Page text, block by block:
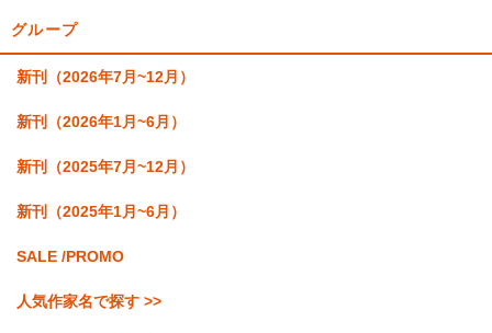
グループ
新刊（2026年7月~12月）
新刊（2026年1月~6月）
新刊（2025年7月~12月）
新刊（2025年1月~6月）
SALE /PROMO
人気作家名で探す >>